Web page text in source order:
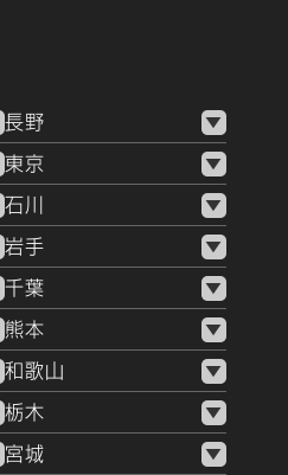
長野
東京
石川
岩手
千葉
熊本
和歌山
栃木
宮城